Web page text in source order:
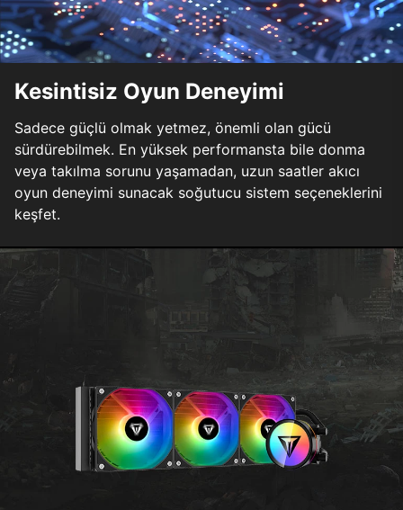
Kesintisiz Oyun Deneyimi
Sadece güçlü olmak yetmez, önemli olan gücü
sürdürebilmek. En yüksek performansta bile donma
veya takılma sorunu yaşamadan, uzun saatler akıcı
oyun deneyimi sunacak soğutucu sistem seçeneklerini
keşfet.